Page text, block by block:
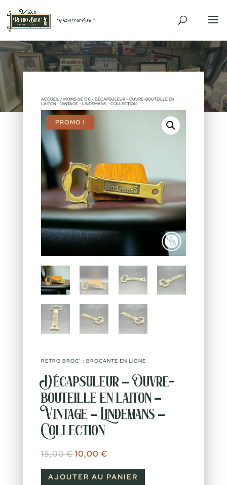
ACCUEIL/ MOINS DE 15€/ DÉCAPSULEUR – OUVRE-BOUTEILLE EN
LAITON – VINTAGE – LINDEMANS – COLLECTION
PROMO !
RÉTRO BROC’ : BROCANTE EN LIGNE
Décapsuleur – Ouvre-
bouteille en laiton –
Vintage – Lindemans –
Collection
15,00€ Le prix initial était : 15,00 €.
10,00 €
AJOUTER AU PANIER